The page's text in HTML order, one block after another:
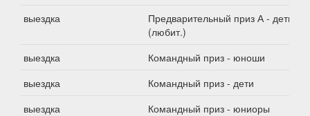
выездка
Предварительный приз А - дети
(любит.)
выездка
Командный приз - юноши
выездка
Командный приз - дети
выездка
Командный приз - юниоры